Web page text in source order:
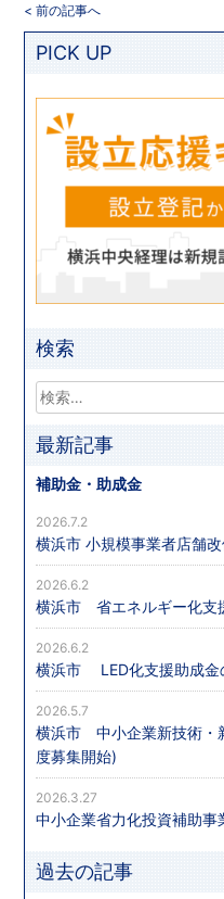
< 前の記事へ
PICK UP
検索
最新記事
補助金・助成金
横浜市 小規模事業者店舗
2026.7.2
横浜市 省エネルギー化支
2026.6.2
横浜市 LED化支援助成金
2026.6.2
横浜市 中小企業新技術・
度募集開始)
2026.5.7
中小企業省力化投資補助
2026.3.27
過去の記事